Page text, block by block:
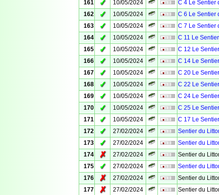
161
✓ 10/05/2024
C 4 Le Sentier
162
✓ 10/05/2024
C 6 Le Sentier
163
✓ 10/05/2024
C 7 Le Sentier
164
✓ 10/05/2024
C 11 Le
165
✓ 10/05/2024
C 12 Le
166
✓ 10/05/2024
C 14 Le
167
✓ 10/05/2024
C 20 Le
168
✓ 10/05/2024
C 22 Le
169
✓ 10/05/2024
C 24 Le
170
✓ 10/05/2024
C 25 Le
171
✓ 10/05/2024
C 17 Le
172
✓ 27/02/2024
Sentier du
173
✓ 27/02/2024
Sentier du
174
✗ 27/02/2024
Sentier du
175
✓ 27/02/2024
Sentier du
176
✗ 27/02/2024
Sentier du
177
✗ 27/02/2024
Sentier du